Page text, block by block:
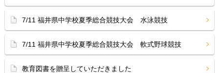
7/11 福井県中学校夏季総合競技大会 水泳競技
7/11 福井県中学校夏季総合競技大会 軟式野球競技
教育図書を贈呈していただきました